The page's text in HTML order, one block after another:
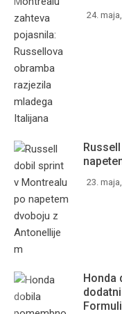
24.
23.
Honda